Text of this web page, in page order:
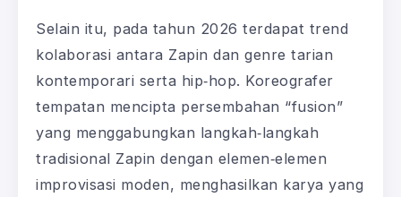
Selain itu, pada tahun 2026 terdapat trend
kolaborasi antara Zapin dan genre tarian
kontemporari serta hip‑hop. Koreografer
tempatan mencipta persembahan “fusion”
yang menggabungkan langkah‑langkah
tradisional Zapin dengan elemen‑elemen
improvisasi moden, menghasilkan karya yang